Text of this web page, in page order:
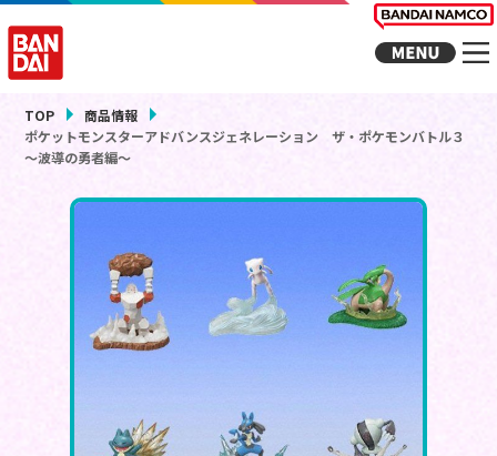
TOP
商品情報
ポケットモンスターアドバンスジェネレーション ザ・ポケモンバトル３
～波導の勇者編～